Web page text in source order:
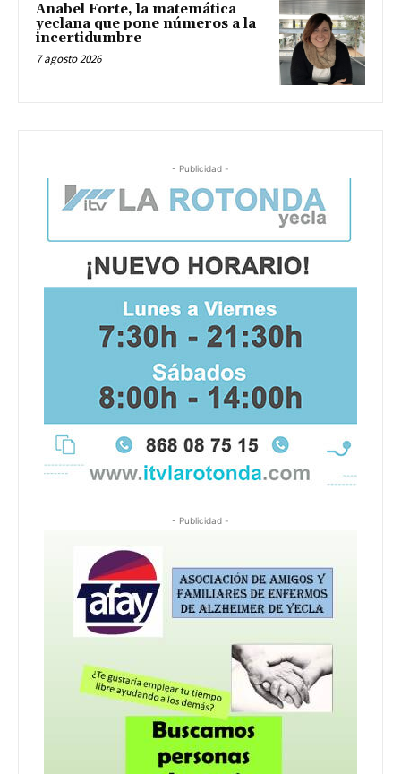
Anabel Forte, la matemática
yeclana que pone números a la
incertidumbre
7 agosto 2026
- Publicidad -
- Publicidad -